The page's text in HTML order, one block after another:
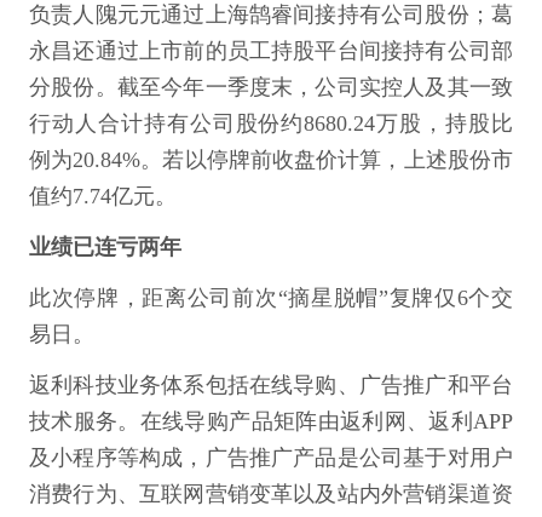
负责人隗元元通过上海鹄睿间接持有公司股份；葛
永昌还通过上市前的员工持股平台间接持有公司部
分股份。截至今年一季度末，公司实控人及其一致
行动人合计持有公司股份约8680.24万股，持股比
例为20.84%。若以停牌前收盘价计算，上述股份市
值约7.74亿元。
业绩已连亏两年
此次停牌，距离公司前次“摘星脱帽”复牌仅6个交
易日。
返利科技业务体系包括在线导购、广告推广和平台
技术服务。在线导购产品矩阵由返利网、返利APP
及小程序等构成，广告推广产品是公司基于对用户
消费行为、互联网营销变革以及站内外营销渠道资